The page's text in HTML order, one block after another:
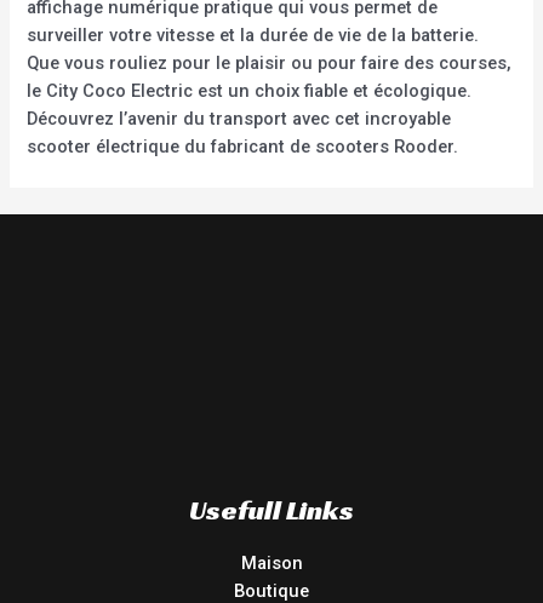
affichage numérique pratique qui vous permet de
surveiller votre vitesse et la durée de vie de la batterie.
Que vous rouliez pour le plaisir ou pour faire des courses,
le City Coco Electric est un choix fiable et écologique.
Découvrez l’avenir du transport avec cet incroyable
scooter électrique du fabricant de scooters Rooder.
Usefull Links
Maison
Boutique